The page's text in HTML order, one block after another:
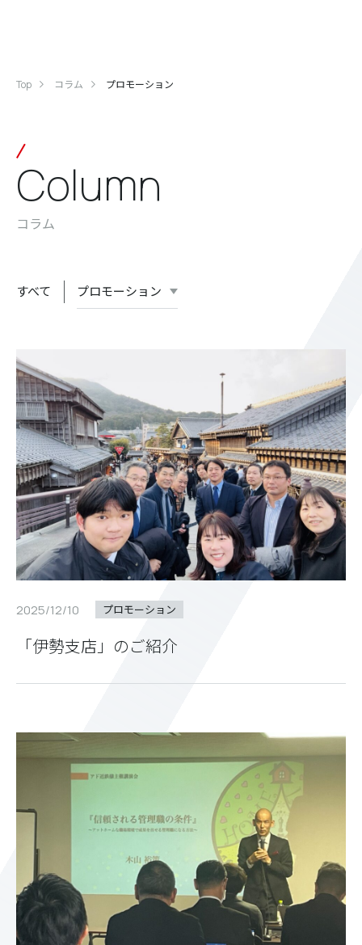
Top コラム プロモーション
Column
コラム
すべて
2025/12/10 プロモーション
「伊勢支店」のご紹介